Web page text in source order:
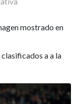
mostrado en
a a la